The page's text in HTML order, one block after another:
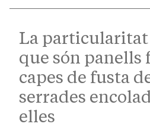
La particularitat
que són panells
capes de fusta
serrades
elles